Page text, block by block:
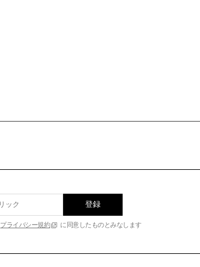
登録
プライバシー規約 に同意したものとみなします